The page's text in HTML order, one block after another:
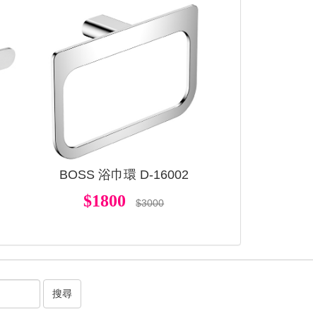
查看
BOSS 浴巾環 D-16002
$1800 $3000
搜尋